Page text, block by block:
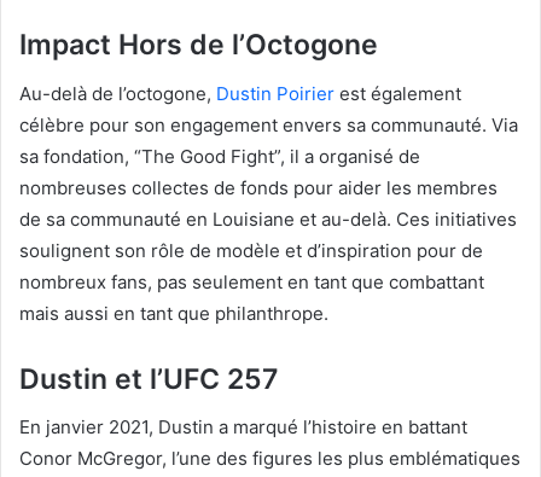
Impact Hors de l’Octogone
Au-delà de l’octogone, Dustin Poirier est également
célèbre pour son engagement envers sa communauté. Via
sa fondation, “The Good Fight”, il a organisé de
nombreuses collectes de fonds pour aider les membres
de sa communauté en Louisiane et au-delà. Ces initiatives
soulignent son rôle de modèle et d’inspiration pour de
nombreux fans, pas seulement en tant que combattant
mais aussi en tant que philanthrope.
Dustin et l’UFC 257
En janvier 2021, Dustin a marqué l’histoire en battant
Conor McGregor, l’une des figures les plus emblématiques